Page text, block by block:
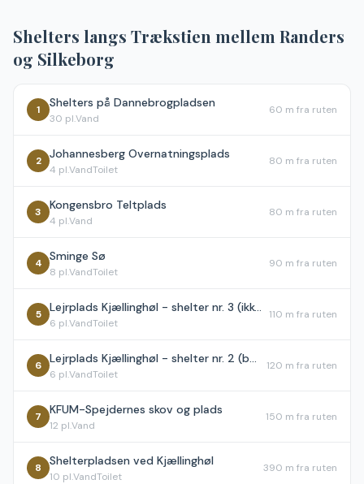
Shelters langs Trækstien mellem Randers
og Silkeborg
1 Shelters på Dannebrogpladsen
30 pl.Vand
60 m fra ruten
2 Johannesberg Overnatningsplads
4 pl.VandToilet
80 m fra ruten
3 Kongensbro Teltplads
4 pl.Vand
80 m fra ruten
4 Sminge Sø
8 pl.VandToilet
90 m fra ruten
5 Lejrplads Kjællinghøl - shelter nr. 3 (ikke bookbar)
6 pl.VandToilet
110 m fra ruten
6 Lejrplads Kjællinghøl - shelter nr. 2 (bookbar)
6 pl.VandToilet
120 m fra ruten
7 KFUM-Spejdernes skov og plads
12 pl.Vand
150 m fra ruten
8 Shelterpladsen ved Kjællinghøl
10 pl.VandToilet
390 m fra ruten